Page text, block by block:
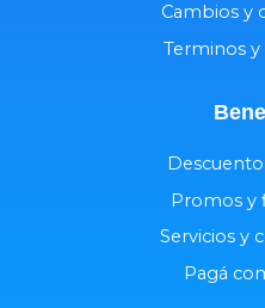
Cambios y
Terminos
Promos y
Servicios y
Pagá